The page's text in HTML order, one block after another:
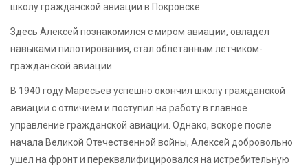
школу гражданской авиации в Покровске.
Здесь Алексей познакомился с миром авиации, овладел
навыками пилотирования, стал облетанным летчиком-
гражданской авиации.
В 1940 году Маресьев успешно окончил школу гражданской
авиации с отличием и поступил на работу в главное
управление гражданской авиации. Однако, вскоре после
начала Великой Отечественной войны, Алексей добровольно
ушел на фронт и переквалифицировался на истребительную